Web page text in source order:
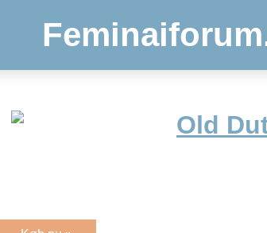
Old